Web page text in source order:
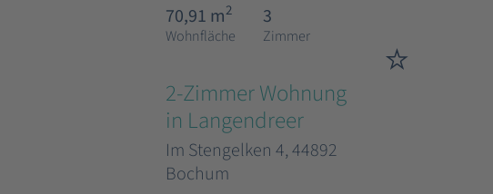
70,91 m2
Wohnfläche
3
Zimmer
2-Zimmer Wohnung
in Langendreer
Im Stengelken 4, 44892
Bochum